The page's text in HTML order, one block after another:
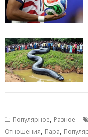
Популярное, Разное
Отношения, Пара,